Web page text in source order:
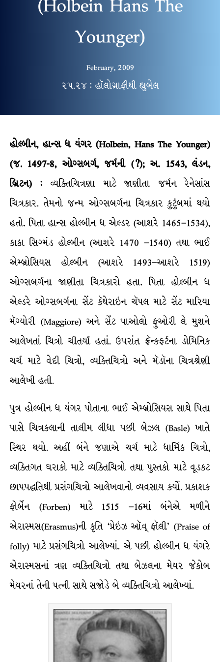
Younger)
February, 2009
૨૫.૨૪ : હૉલોગ્રાફીથી હ્યુબેલ
હોલ્બીન, હાન્સ ધ યંગર (Holbein, Hans The Younger)
(જ. 1497-8, ઓગ્સબર્ગ, જર્મની (?); અ. 1543, લંડન,
બ્રિટન) : વ્યક્તિચિત્રણા માટે જાણીતા જર્મન રેનેસાંસ
ચિત્રકાર. તેમનો જન્મ ઓગ્સબર્ગના ચિત્રકાર કુટુંબમાં થયો
હતો. પિતા હાન્સ હોલ્બીન ધ એલ્ડર (આશરે 1465–1534),
કાકા સિગ્મંડ હોલ્બીન (આશરે 1470 –1540) તથા ભાઈ
એમ્બ્રોસિયસ હોલ્બીન (આશરે 1493–આશરે 1519)
ઓગ્સબર્ગના જાણીતા ચિત્રકારો હતા. પિતા હોલ્બીન ધ
એલ્ડરે ઓગ્સબર્ગના સેંટ કૅથેરાઇન ચૅપલ માટે સેંટ મારિયા
મૅગ્યોરી (Maggiore) અને સેંટ પાઓલો ફુઓરી લે મુશને
આલેખતાં ચિત્રો ચીતર્યાં હતાં. ઉપરાંત ફ્રૅન્કફર્ટના ડોમિનિક
ચર્ચ માટે વેદી ચિત્રો, વ્યક્તિચિત્રો અને મૅડૉના ચિત્રશ્રેણી
આલેખી હતી.
પુત્ર હોલ્બીન ધ યંગર પોતાના ભાઈ એમ્બ્રોસિયસ સાથે પિતા
પાસે ચિત્રકલાની તાલીમ લીધા પછી બેઝલ (Basle) ખાતે
સ્થિર થયો. અહીં બંને જણાએ ચર્ચ માટે ધાર્મિક ચિત્રો,
વ્યક્તિગત ઘરાકો માટે વ્યક્તિચિત્રો તથા પુસ્તકો માટે વૂડકટ
છાપપદ્ધતિથી પ્રસંગચિત્રો આલેખવાનો વ્યવસાય કર્યો. પ્રકાશક
ફોર્બેન (Forben) માટે 1515 –16માં બંનેએ મળીને
એરાસ્મસ(Erasmus)ની કૃતિ ‘પ્રેઇઝ ઑવ્ ફૉલી’ (Praise of
folly) માટે પ્રસંગચિત્રો આલેખ્યાં. એ પછી હોલ્બીન ધ યંગરે
એરાસ્મસનાં ત્રણ વ્યક્તિચિત્રો તથા બેઝલના મેયર જેકોબ
મેયરનાં તેની પત્ની સાથે સજોડે બે વ્યક્તિચિત્રો આલેખ્યાં.